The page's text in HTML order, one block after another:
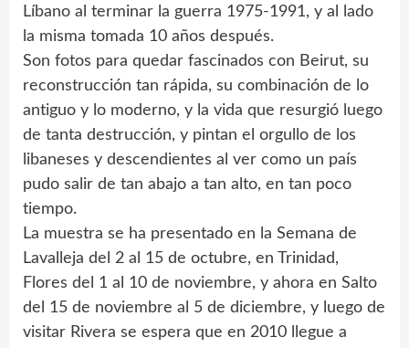
Líbano al terminar la guerra 1975-1991, y al lado
la misma tomada 10 años después.
Son fotos para quedar fascinados con Beirut, su
reconstrucción tan rápida, su combinación de lo
antiguo y lo moderno, y la vida que resurgió luego
de tanta destrucción, y pintan el orgullo de los
libaneses y descendientes al ver como un país
pudo salir de tan abajo a tan alto, en tan poco
tiempo.
La muestra se ha presentado en la Semana de
Lavalleja del 2 al 15 de octubre, en Trinidad,
Flores del 1 al 10 de noviembre, y ahora en Salto
del 15 de noviembre al 5 de diciembre, y luego de
visitar Rivera se espera que en 2010 llegue a